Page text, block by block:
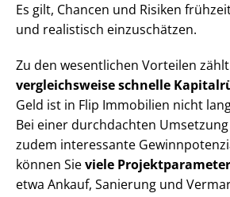
Es gilt, Chancen und Risiken
und realistisch einzuschätzen.
Zu den wesentlichen Vorteilen
vergleichsweise schnelle
Geld ist in Flip Immobilien nicht
Bei einer durchdachten
zudem interessante
können Sieviele
etwa Ankauf, Sanierung und